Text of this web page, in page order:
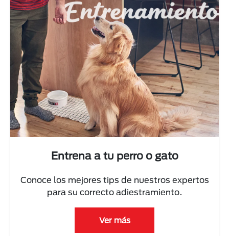
Next
Entrena a tu perro o gato
Conoce los mejores tips de nuestros expertos
para su correcto adiestramiento.
Ver más